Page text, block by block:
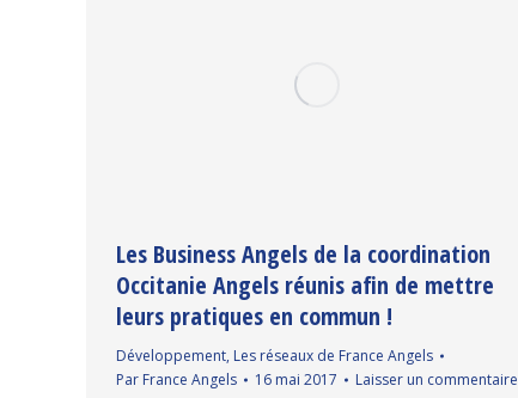
Les Business Angels de la coordination
Occitanie Angels réunis afin de mettre
leurs pratiques en commun !
Développement, Les réseaux de France Angels
Par France Angels 16 mai 2017 Laisser un commentaire